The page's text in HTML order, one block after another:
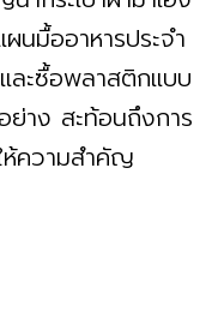
นมื้ออาหารประจำ
ละซื้อพลาสติกแบบ
ย่าง สะท้อนถึงการ
ห้ความสำคัญ